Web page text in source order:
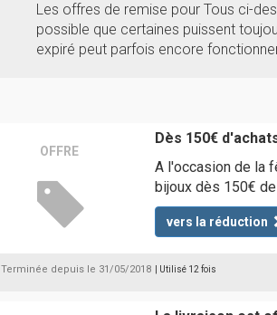
Les offres de remise pour Tous ci-
possible que certaines puissent
expiré peut parfois encore
OFFRE
Dès 150€
A l'occasion de la
bijoux dès 150€
vers la réduction
Terminée depuis le 31/05/2018 | Utilisé 12 fois